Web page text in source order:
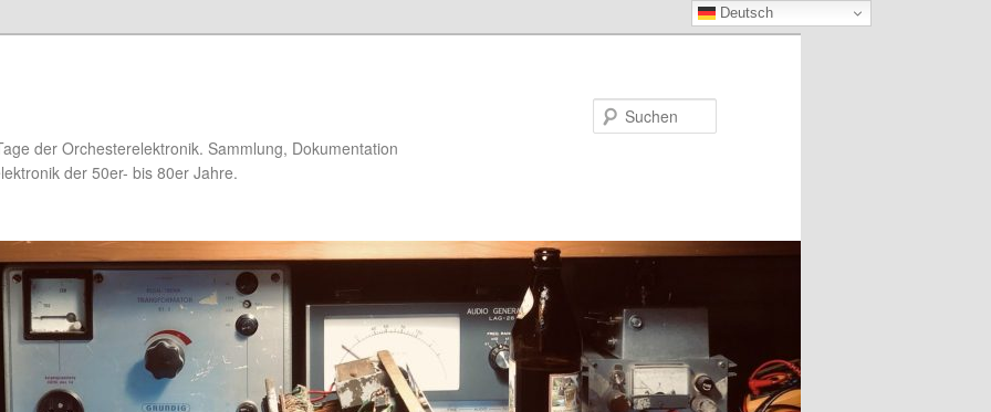
der Orchesterelektronik. Sammlung, Dokumentation
der 50er- bis 80er Jahre.
Deutsch